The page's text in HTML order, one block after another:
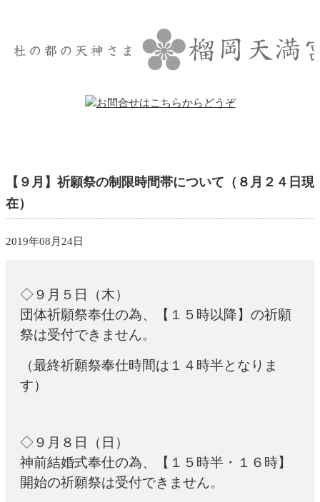
【９月】祈願祭の制限時間帯について（８月２４日現
在）
2019年08月24日
◇９月５日（木）
団体祈願祭奉仕の為、【１５時以降】の祈願
祭は受付できません。
（最終祈願祭奉仕時間は１４時半となりま
す）
◇９月８日（日）
神前結婚式奉仕の為、【１５時半・１６時】
開始の祈願祭は受付できません。